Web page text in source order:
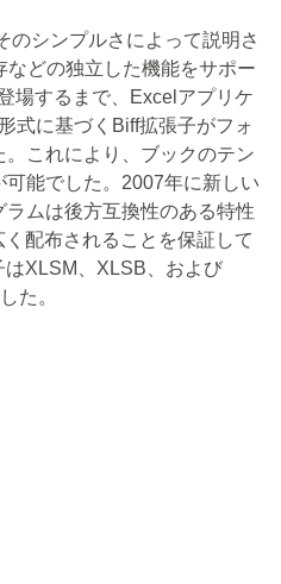
のシンプルさによって説明さ
どの独立した機能をサポー
場するまで、Excelアプリケ
式に基づくBiff拡張子がフォ
これにより、ブックのテン
能でした。2007年に新しい
ムは後方互換性のある特性
配布されることを保証して
XLSM、XLSB、および
た。